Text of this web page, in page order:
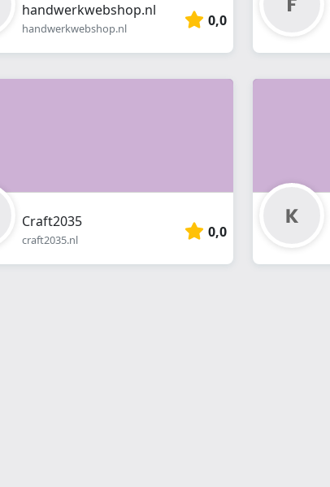
handwerkwebshop.nl
handwerkwebshop.nl 0,0
Craft2035
craft2035.nl 0,0